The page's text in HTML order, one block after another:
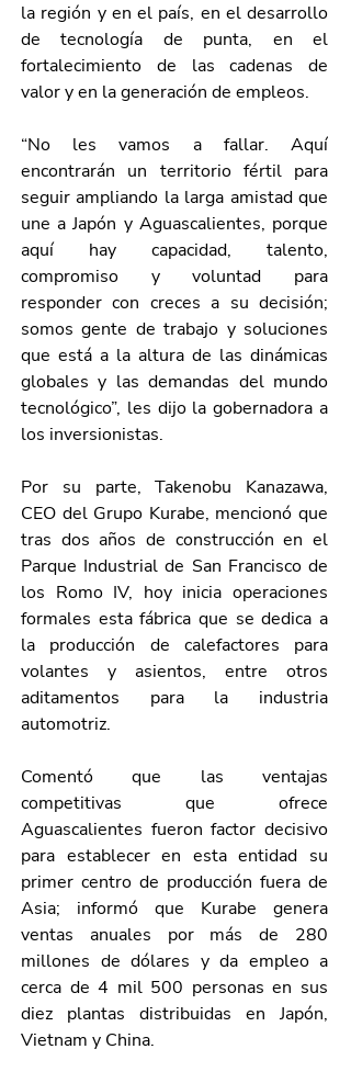
la región y en el país, en el desarrollo
de tecnología de punta, en el
fortalecimiento de las cadenas de
valor y en la generación de empleos.
“No les vamos a fallar. Aquí
encontrarán un territorio fértil para
seguir ampliando la larga amistad que
une a Japón y Aguascalientes, porque
aquí hay capacidad, talento,
compromiso y voluntad para
responder con creces a su decisión;
somos gente de trabajo y soluciones
que está a la altura de las dinámicas
globales y las demandas del mundo
tecnológico”, les dijo la gobernadora a
los inversionistas.
Por su parte, Takenobu Kanazawa,
CEO del Grupo Kurabe, mencionó que
tras dos años de construcción en el
Parque Industrial de San Francisco de
los Romo IV, hoy inicia operaciones
formales esta fábrica que se dedica a
la producción de calefactores para
volantes y asientos, entre otros
aditamentos para la industria
automotriz.
Comentó que las ventajas
competitivas que ofrece
Aguascalientes fueron factor decisivo
para establecer en esta entidad su
primer centro de producción fuera de
Asia; informó que Kurabe genera
ventas anuales por más de 280
millones de dólares y da empleo a
cerca de 4 mil 500 personas en sus
diez plantas distribuidas en Japón,
Vietnam y China.